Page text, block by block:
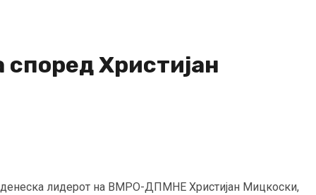
Христијан
лидерот на ВМРО-ДПМНЕ Христијан Мицкоски,